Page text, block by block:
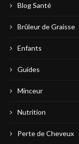
Blog Santé
Brûleur de Graisse
Enfants
Guides
Minceur
Nutrition
Perte de Cheveux